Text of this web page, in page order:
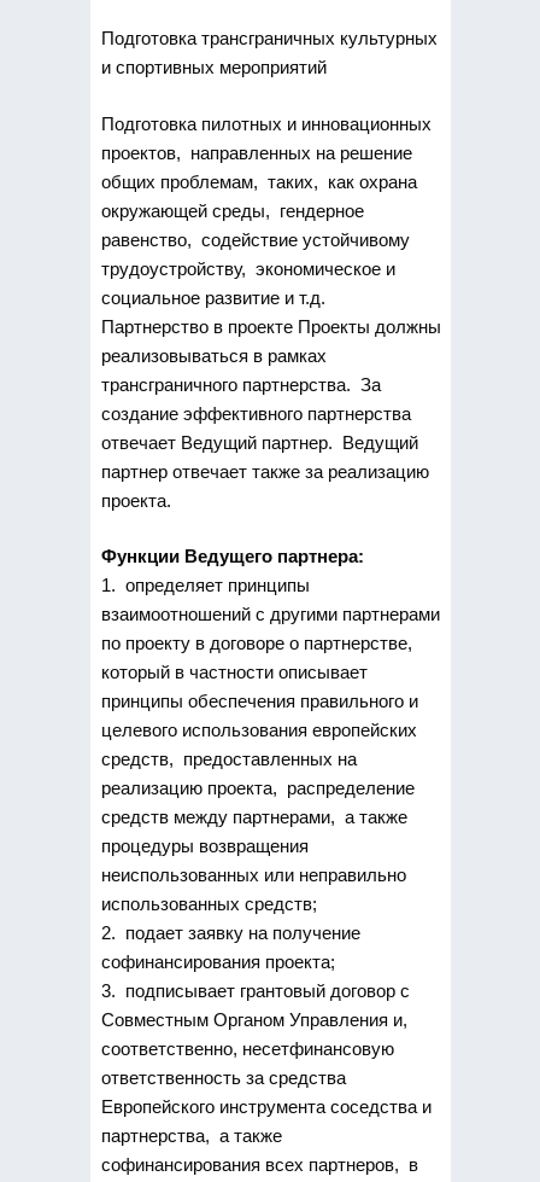
Подготовка трансграничных культурных
и спортивных мероприятий
Подготовка пилотных и инновационных
проектов, направленных на решение
общих проблемам, таких, как охрана
окружающей среды, гендерное
равенство, содействие устойчивому
трудоустройству, экономическое и
социальное развитие и т.д.
Партнерство в проекте Проекты должны
реализовываться в рамках
трансграничного партнерства. За
создание эффективного партнерства
отвечает Ведущий партнер. Ведущий
партнер отвечает также за реализацию
проекта.
Функции Ведущего партнера:
1. определяет принципы
взаимоотношений с другими партнерами
по проекту в договоре о партнерстве,
который в частности описывает
принципы обеспечения правильного и
целевого использования европейских
средств, предоставленных на
реализацию проекта, распределение
средств между партнерами, а также
процедуры возвращения
неиспользованных или неправильно
использованных средств;
2. подает заявку на получение
софинансирования проекта;
3. подписывает грантовый договор с
Совместным Органом Управления и,
соответственно, несетфинансовую
ответственность за средства
Европейского инструмента соседства и
партнерства, а также
софинансирования всех партнеров, в